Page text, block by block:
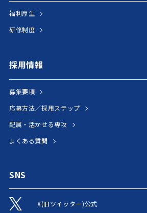
福利厚生
研修制度
採用情報
募集要項
応募方法／採用ステップ
配属・活かせる専攻
よくある質問
SNS
X(旧ツイッター)公式